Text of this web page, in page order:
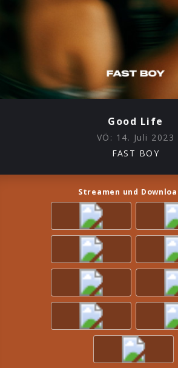
Good Life
VÖ: 14. Juli 2023
FAST BOY
Streamen und